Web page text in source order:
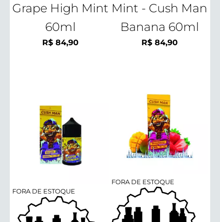
Grape High Mint
60ml
R$ 84,90
Mint - Cush Man
Banana 60ml
R$84,90
FORA DE ESTOQUE
FORA DE ESTOQUE